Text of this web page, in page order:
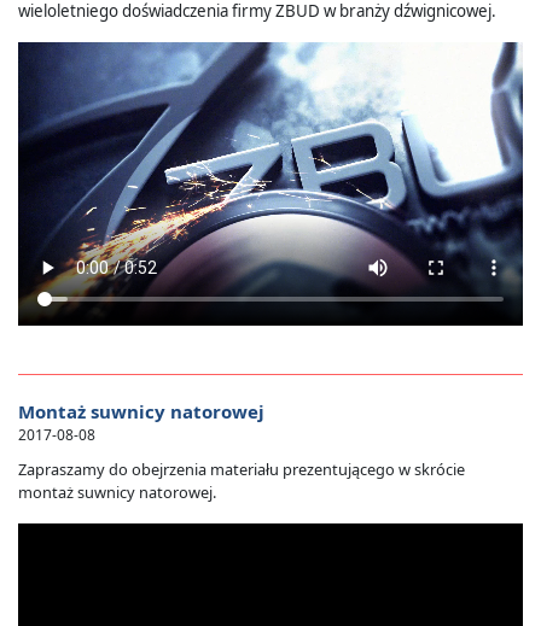
wieloletniego doświadczenia firmy ZBUD w branży dźwignicowej.
Montaż suwnicy natorowej
2017-08-08
Zapraszamy do obejrzenia materiału prezentującego w skrócie
montaż suwnicy natorowej.